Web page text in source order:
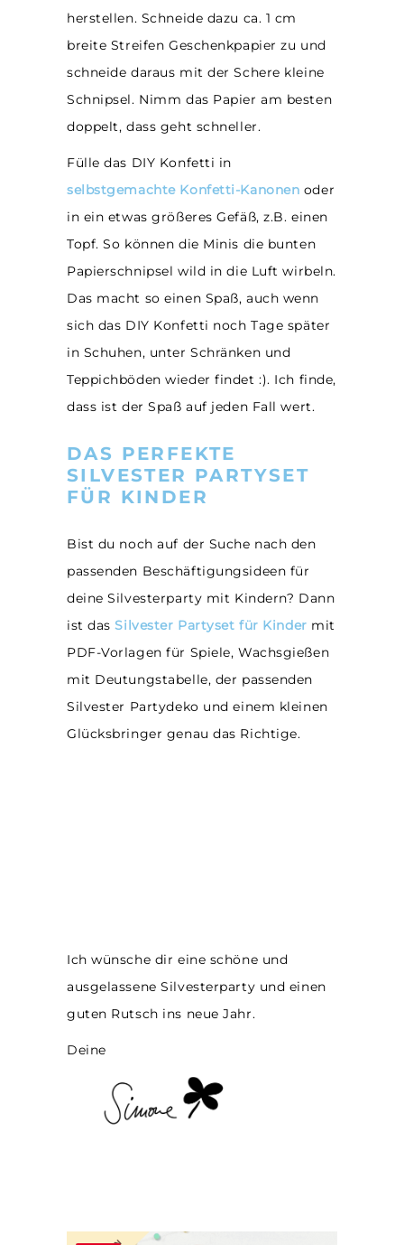
herstellen. Schneide dazu ca. 1 cm
breite Streifen Geschenkpapier zu und
schneide daraus mit der Schere kleine
Schnipsel. Nimm das Papier am besten
doppelt, dass geht schneller.
Fülle das DIY Konfetti in
selbstgemachte Konfetti-Kanonen oder
in ein etwas größeres Gefäß, z.B. einen
Topf. So können die Minis die bunten
Papierschnipsel wild in die Luft wirbeln.
Das macht so einen Spaß, auch wenn
sich das DIY Konfetti noch Tage später
in Schuhen, unter Schränken und
Teppichböden wieder findet :). Ich finde,
dass ist der Spaß auf jeden Fall wert.
DAS PERFEKTE
SILVESTER PARTYSET
FÜR KINDER
Bist du noch auf der Suche nach den
passenden Beschäftigungsideen für
deine Silvesterparty mit Kindern? Dann
ist dasSilvester Partyset für Kinder mit
PDF-Vorlagen für Spiele, Wachsgießen
mit Deutungstabelle, der passenden
Silvester Partydeko und einem kleinen
Glücksbringer genau das Richtige.
Ich wünsche dir eine schöne und
ausgelassene Silvesterparty und einen
guten Rutsch ins neue Jahr.
Deine